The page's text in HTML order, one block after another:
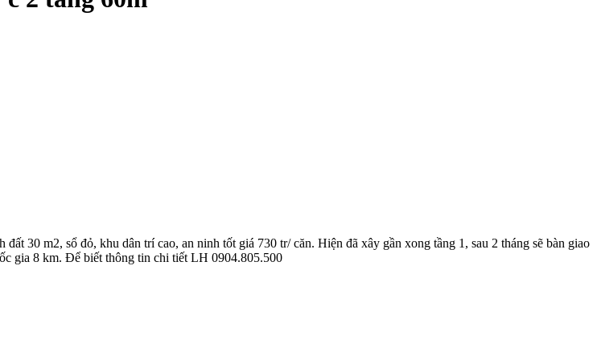
m2, sổ đỏ, khu dân trí cao, an ninh tốt giá 730 tr/ căn. Hiện đã xây gần xong tầng 1, sau 2 tháng sẽ bàn giao
gia 8 km. Để biết thông tin chi tiết LH 0904.805.500